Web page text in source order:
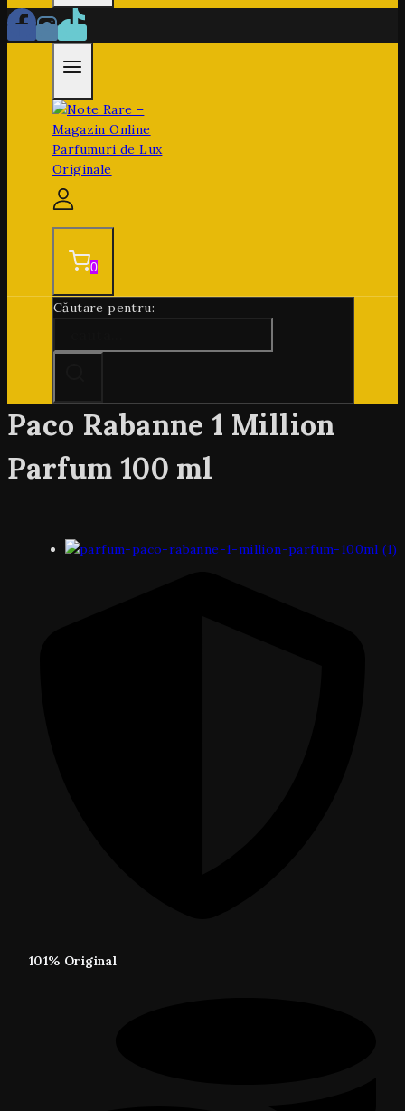
0
Căutare pentru:
Paco Rabanne 1 Million
Parfum 100 ml
101% Original